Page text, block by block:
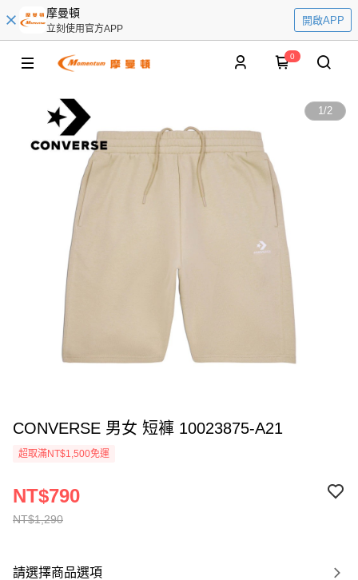
摩曼頓
立刻使用官方APP
開啟APP
0
1/2
CONVERSE 男女 短褲 10023875-A21
超取滿NT$1,500免運
NT$1,290
NT$790
請選擇商品選項